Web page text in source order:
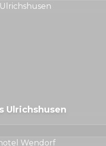
Ulrichshusen